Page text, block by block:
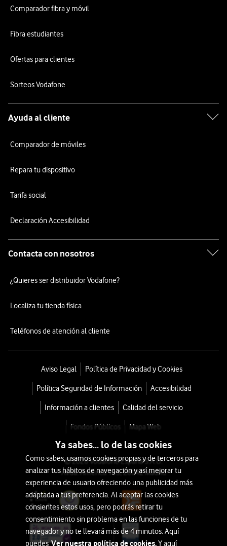
Comparador fibra y móvil
Fibra estudiantes
Ofertas para clientes
Sorteos Vodafone
Ayuda al cliente
Comparador de móviles
Repara tu dispositivo
Tarifa social
Declaración Accesibilidad
Contacta con nosotros
¿Quieres ser distribuidor Vodafone?
Localiza tu tienda física
Teléfonos de atención al cliente
Aviso Legal Política de Privacidad y Cookies
Política Seguridad de Información Accesibilidad
Información a clientes Calidad del servicio
Fondos Públicos Mapa Web
© 2026 Vodafone España S.A.U.
Avda. América 115, 28042 Madrid
Ya sabes... lo de las cookies
Como sabes, usamos cookies propias y de terceros para
analizar tus hábitos de navegación y así mejorar tu
experiencia de usuario ofreciendo una publicidad más
adaptada a tus preferencia. Al aceptar las cookies
consientes estos usos, pero podrás retirar tu
consentimiento sin problema en las funciones de tu
navegador y no te llevará más de 4 minutos. Aquí
puedesVer nuestra política de cookies.Y aquí